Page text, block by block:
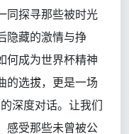
同探寻那些被时光
隐藏的激情与挣
何成为世界杯精神
的选拔，更是一场
深度对话。让我们
感受那些未曾被公